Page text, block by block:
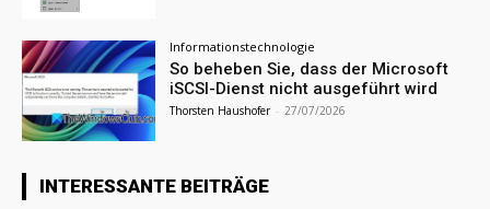
Informationstechnologie
So beheben Sie, dass der Microsoft
iSCSI-Dienst nicht ausgeführt wird
Thorsten Haushofer - 27/07/2026
INTERESSANTE BEITRÄGE